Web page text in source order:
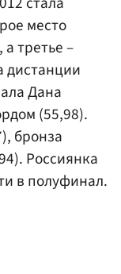
место
третье –
дистанции
Дана
(55,98).
бронза
Россиянка
в полуфинал.